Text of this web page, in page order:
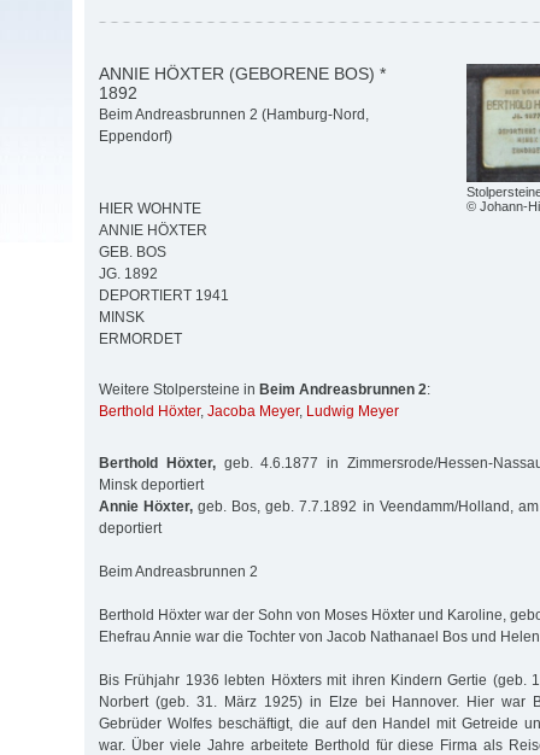
© Johann-
ANNIE HÖXTER (GEBORENE BOS) *
1892
Beim Andreasbrunnen 2 (Hamburg-Nord,
Eppendorf)
HIER WOHNTE
ANNIE HÖXTER
GEB. BOS
JG. 1892
DEPORTIERT 1941
MINSK
ERMORDET
Weitere Stolpersteine in Beim Andreasbrunnen 2:
Berthold Höxter, Jacoba Meyer, Ludwig Meyer
Berthold Höxter,geb. 4.6.1877 in Zimmersrode/Hessen-
Minsk deportiert
Annie Höxter, geb. Bos, geb. 7.7.1892 in Veendamm/Holland,
deportiert
Beim Andreasbrunnen 2
Berthold Höxter war der Sohn von Moses Höxter und Karoline,
Ehefrau Annie war die Tochter von Jacob Nathanael Bos und
Bis Frühjahr 1936 lebten Höxters mit ihren Kindern Gertie (geb.
Norbert (geb. 31. März 1925) in Elze bei Hannover. Hier war
Gebrüder Wolfes beschäftigt, die auf den Handel mit Getreide
war. Über viele Jahre arbeitete Berthold für diese Firma als